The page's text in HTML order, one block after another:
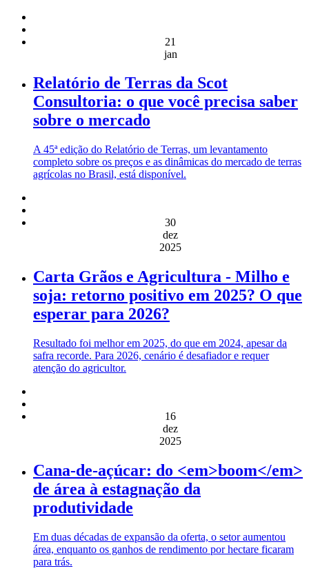
21
jan
Relatório de Terras da Scot
Consultoria: o que você precisa saber
sobre o mercado
A 45ª edição do Relatório de Terras, um levantamento
completo sobre os preços e as dinâmicas do mercado de terras
agrícolas no Brasil, está disponível.
30
dez
2025
Carta Grãos e Agricultura - Milho e
soja: retorno positivo em 2025? O que
esperar para 2026?
Resultado foi melhor em 2025, do que em 2024, apesar da
safra recorde. Para 2026, cenário é desafiador e requer
atenção do agricultor.
16
dez
2025
Cana-de-açúcar: do <em>boom</em>
de área à estagnação da
produtividade
Em duas décadas de expansão da oferta, o setor aumentou
área, enquanto os ganhos de rendimento por hectare ficaram
para trás.